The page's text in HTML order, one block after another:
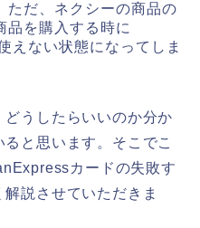
ただ、ネクシーの商品の
品を購入する時に
えない状態になってしま
うしたらいいのか分か
と思います。そこでこ
カードの失敗す
説させていただきま